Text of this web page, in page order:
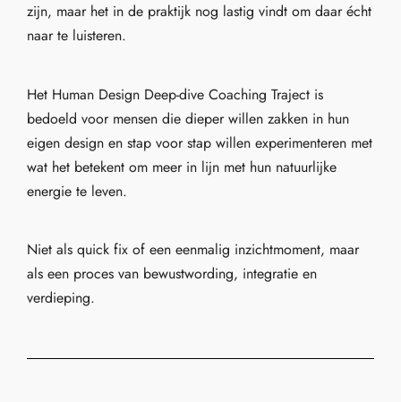
zijn, maar het in de praktijk nog lastig vindt om daar écht
naar te luisteren.
Het Human Design Deep-dive Coaching Traject is
bedoeld voor mensen die dieper willen zakken in hun
eigen design en stap voor stap willen experimenteren met
wat het betekent om meer in lijn met hun natuurlijke
energie te leven.
Niet als quick fix of een eenmalig inzichtmoment, maar
als een proces van bewustwording, integratie en
verdieping.